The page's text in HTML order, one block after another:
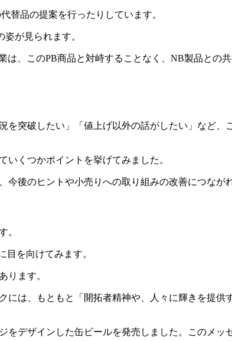
替品の提案を行ったりしています。
が見られます。
、このPB商品と対峙することなく、NB製品との
突破したい」「値上げ以外の話がしたい」など、
くつかポイントを挙げてみました。
後のヒントや小売りへの取り組みの改善につなが
。
を向けてみます。
ります。
は、もともと「開拓者精神や、人々に輝きを提供
デザインした缶ビールを発売しました。このメッ